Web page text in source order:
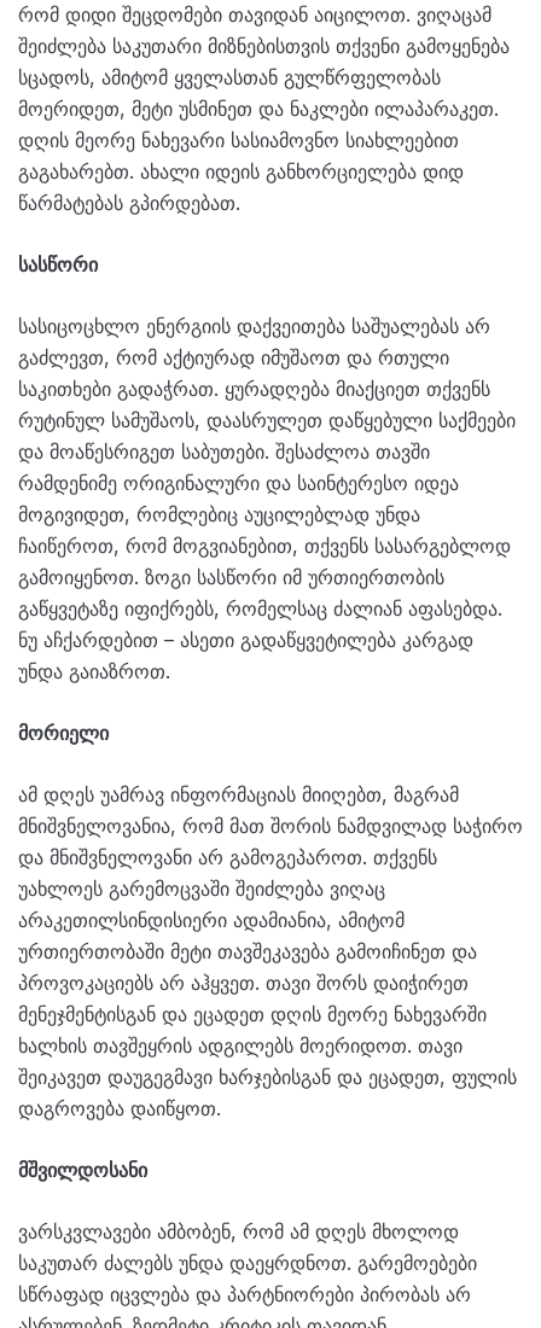
რომ დიდი შეცდომები თავიდან აიცილოთ. ვიღაცამ
შეიძლება საკუთარი მიზნებისთვის თქვენი გამოყენება
სცადოს, ამიტომ ყველასთან გულწრფელობას
მოერიდეთ, მეტი უსმინეთ და ნაკლები ილაპარაკეთ.
დღის მეორე ნახევარი სასიამოვნო სიახლეებით
გაგახარებთ. ახალი იდეის განხორციელება დიდ
წარმატებას გპირდებათ.
სასწორი
სასიცოცხლო ენერგიის დაქვეითება საშუალებას არ
გაძლევთ, რომ აქტიურად იმუშაოთ და რთული
საკითხები გადაჭრათ. ყურადღება მიაქციეთ თქვენს
რუტინულ სამუშაოს, დაასრულეთ დაწყებული საქმეები
და მოაწესრიგეთ საბუთები. შესაძლოა თავში
რამდენიმე ორიგინალური და საინტერესო იდეა
მოგივიდეთ, რომლებიც აუცილებლად უნდა
ჩაიწეროთ, რომ მოგვიანებით, თქვენს სასარგებლოდ
გამოიყენოთ. ზოგი სასწორი იმ ურთიერთობის
გაწყვეტაზე იფიქრებს, რომელსაც ძალიან აფასებდა.
ნუ აჩქარდებით – ასეთი გადაწყვეტილება კარგად
უნდა გაიაზროთ.
მორიელი
ამ დღეს უამრავ ინფორმაციას მიიღებთ, მაგრამ
მნიშვნელოვანია, რომ მათ შორის ნამდვილად საჭირო
და მნიშვნელოვანი არ გამოგეპაროთ. თქვენს
უახლოეს გარემოცვაში შეიძლება ვიღაც
არაკეთილსინდისიერი ადამიანია, ამიტომ
ურთიერთობაში მეტი თავშეკავება გამოიჩინეთ და
პროვოკაციებს არ აჰყვეთ. თავი შორს დაიჭირეთ
მენეჯმენტისგან და ეცადეთ დღის მეორე ნახევარში
ხალხის თავშეყრის ადგილებს მოერიდოთ. თავი
შეიკავეთ დაუგეგმავი ხარჯებისგან და ეცადეთ, ფულის
დაგროვება დაიწყოთ.
მშვილდოსანი
ვარსკვლავები ამბობენ, რომ ამ დღეს მხოლოდ
საკუთარ ძალებს უნდა დაეყრდნოთ. გარემოებები
სწრაფად იცვლება და პარტნიორები პირობას არ